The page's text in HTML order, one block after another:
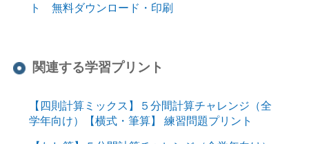
ト 無料ダウンロード・印刷
関連する学習プリント
【四則計算ミックス】５分間計算チャレンジ（全
学年向け）【横式・筆算】 練習問題プリント